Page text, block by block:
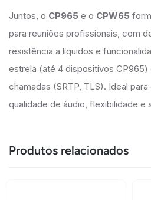
Juntos, o CP965 e o CPW65
para reuniões profissionais, com
resistência a líquidos e
estrela (até 4 dispositivos
chamadas (SRTP, TLS). Ideal
qualidade de áudio, flexibilidade e
Produtos relacionados